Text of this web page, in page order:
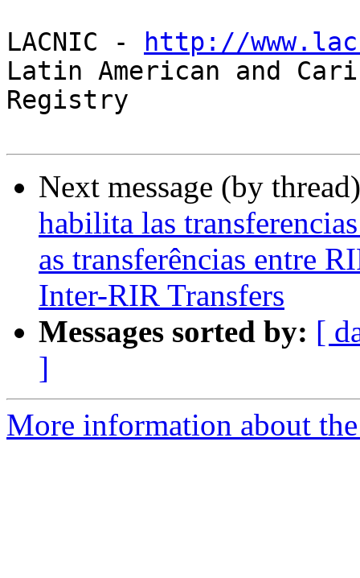
LACNIC -
http://
Latin American and
Registry
Next message (by
habilita las
as transferências entre
Inter-RIR Transfers
Messages sorted by: [
]
More information about